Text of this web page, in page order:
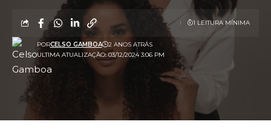
ULTIMA ATUALIZAÇÃO: 03/12/2024 3:06 PM
PORCELSO GAMBOA 2 ANOS ATRÁS
1 LEITURA MÍNIMA